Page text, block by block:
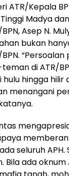
ATR/Kepala
Madya
Asep N.
bukan
di ATR/
hingga
menangani
seluruh
Bila ada